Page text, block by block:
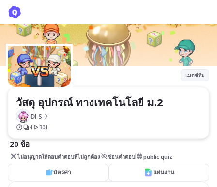
แมตช์ทีม
วัสดุ อุปกรณ์ ทางเทคโนโลยี ม.2
Dl S
4 301
20 ข้อ
ไม่อนุญาตให้ตอบคำตอบที่ไม่ถูกต้อง ซ่อนคำตอบ public quiz
บัตรคำ แผ่นงาน